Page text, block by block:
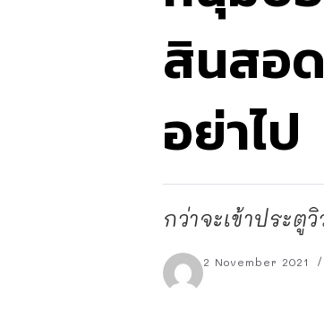
สินสอ
อย่าไป
กว่าจะเข้าประ
2 November 2021